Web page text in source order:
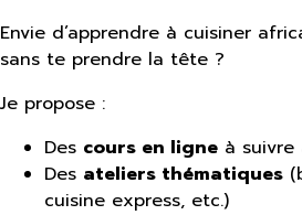
Envie d’apprendre à cuisiner
sans te prendre la tête ?
Je propose :
Des cours en ligne à
Des ateliers thématiques
cuisine express, etc.)